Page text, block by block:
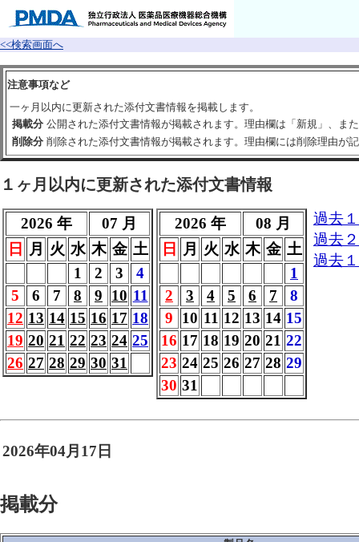
<<検索画面へ
注意事項など
一ヶ月以内に更新された添付文書情報を掲載します。
掲載分 公開された添付文書情報が掲載されます。理由欄は「新規」、ま
削除分 削除された添付文書情報が掲載されます。理由欄には削除理由が
１ヶ月以内に更新された添付文書情報
2026 年
07 月
日
月 火 水 木 金 土
1
2 3
4
5
6 7 8 9 10 11
12 13 14 15 16 17 18
19 20 21 22 23 24 25
26 27 28 29 30 31
2026 年
08 月
日
月 火 水 木 金 土
1
2
3 4 5 6 7
8
9
10 11 12 13 14 15
16 17 18 19 20 21 22
23 24 25 26 27 28 29
30 31
過去
過去
過去
2026年04月17日
掲載分